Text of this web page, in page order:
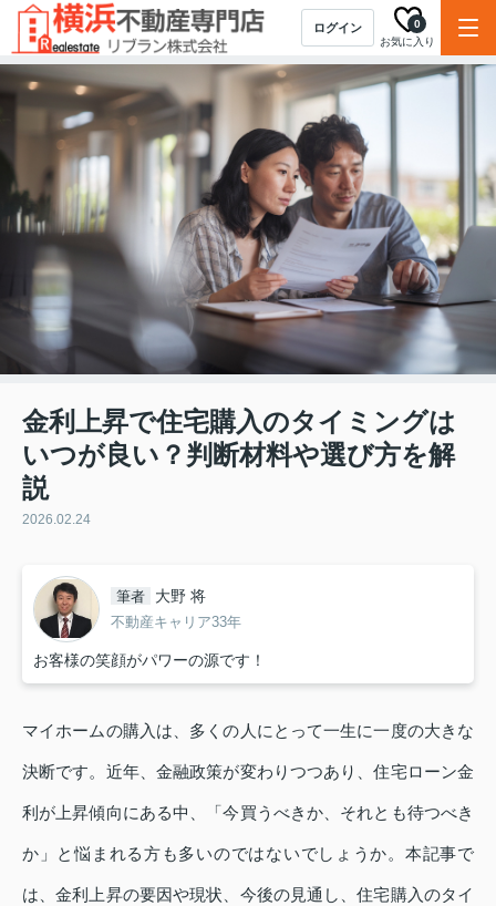
ログイン
お気に入り
0
金利上昇で住宅購入のタイミングは
いつが良い？判断材料や選び方を解
説
2026.02.24
筆者 大野 将
不動産キャリア33年
お客様の笑顔がパワーの源です！
マイホームの購入は、多くの人にとって一生に一度の大きな
決断です。近年、金融政策が変わりつつあり、住宅ローン金
利が上昇傾向にある中、「今買うべきか、それとも待つべき
か」と悩まれる方も多いのではないでしょうか。本記事で
は、金利上昇の要因や現状、今後の見通し、住宅購入のタイ